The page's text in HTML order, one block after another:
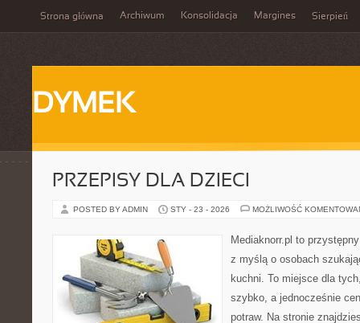
Strona główna Archiwum Konsolidacja Margines Sierpień
DYMEK
PRZEPISY DLA DZIECI
POSTED BY ADMIN STY - 23 - 2026 MOŻLIWOŚĆ
Mediaknorr.pl to
z myślą o osobach
kuchni. To miejsce dla
szybko, a jednocześnie
potraw. Na stronie